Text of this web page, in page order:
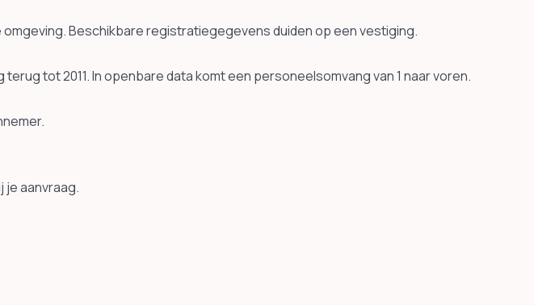
Beschikbare registratiegegevens duiden op een vestiging.
tot 2011. In openbare data komt een personeelsomvang van 1 naar voren.
je aanvraag.